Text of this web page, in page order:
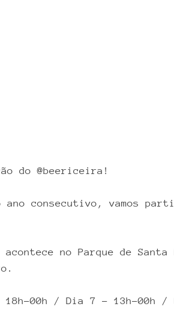
do @beericeira!
ano consecutivo, vamos
acontece no Parque de
00h / Dia 7 - 13h-00h /